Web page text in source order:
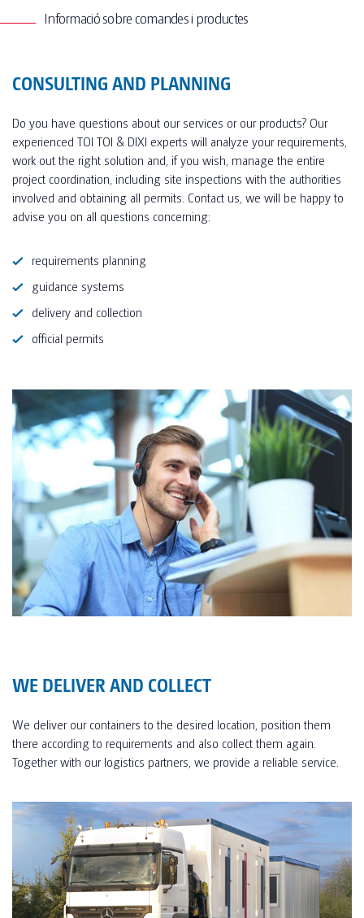
• Lavabos (2): Villeroy & Boch My Nature
sensor d'infrarojos
inoxidable
• Dispensador de tovalloles de paper: Wagner-
Ewar, acer inoxidable
• Sistema d'aromatització: ASSADA
Informació sobre comandes i productes
CONSULTING AND PLANNING
Do you have questions about our services or our products? Our
experienced TOI TOI & DIXI experts will analyze your requirements,
work out the right solution and, if you wish, manage the entire
project coordination, including site inspections with the authorities
involved and obtaining all permits. Contact us, we will be happy to
advise you on all questions concerning:
requirements planning
guidance systems
delivery and collection
official permits
WE DELIVER AND COLLECT
We deliver our containers to the desired location, position them
there according to requirements and also collect them again.
Together with our logistics partners, we provide a reliable service.